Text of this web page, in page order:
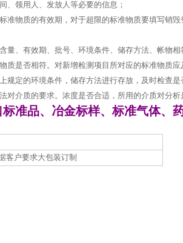
、领用人、发放人等必要的信息；
准物质的有效期，对于超限的标准物质要填写销毁
量、有效期、批号、环境条件、储存方法、帐物相
质是否相符。对新增检测项目所对应的标准物质应
规定的环境条件，储存方法进行存放，及时检查
对介质的要求。浓度是否合适，所用的介质对分析
准品、冶金标样、标准气体、
客户要求大包装订制